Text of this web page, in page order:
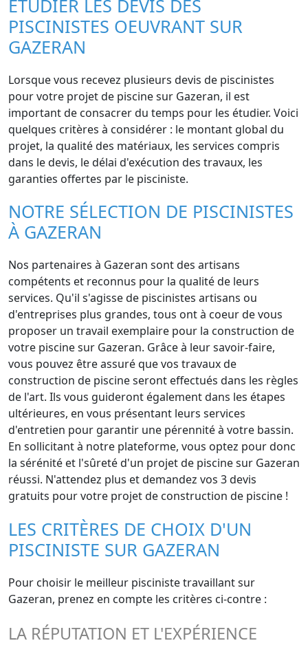
ÉTUDIER LES DEVIS DES
PISCINISTES OEUVRANT SUR
GAZERAN
Lorsque vous recevez plusieurs devis de piscinistes
pour votre projet de piscine sur Gazeran, il est
important de consacrer du temps pour les étudier. Voici
quelques critères à considérer : le montant global du
projet, la qualité des matériaux, les services compris
dans le devis, le délai d'exécution des travaux, les
garanties offertes par le pisciniste.
NOTRE SÉLECTION DE PISCINISTES
À GAZERAN
Nos partenaires à Gazeran sont des artisans
compétents et reconnus pour la qualité de leurs
services. Qu'il s'agisse de piscinistes artisans ou
d'entreprises plus grandes, tous ont à coeur de vous
proposer un travail exemplaire pour la construction de
votre piscine sur Gazeran. Grâce à leur savoir-faire,
vous pouvez être assuré que vos travaux de
construction de piscine seront effectués dans les règles
de l'art. Ils vous guideront également dans les étapes
ultérieures, en vous présentant leurs services
d'entretien pour garantir une pérennité à votre bassin.
En sollicitant à notre plateforme, vous optez pour donc
la sérénité et l'sûreté d'un projet de piscine sur Gazeran
réussi. N'attendez plus et demandez vos 3 devis
gratuits pour votre projet de construction de piscine !
LES CRITÈRES DE CHOIX D'UN
PISCINISTE SUR GAZERAN
Pour choisir le meilleur pisciniste travaillant sur
Gazeran, prenez en compte les critères ci-contre :
LA RÉPUTATION ET L'EXPÉRIENCE